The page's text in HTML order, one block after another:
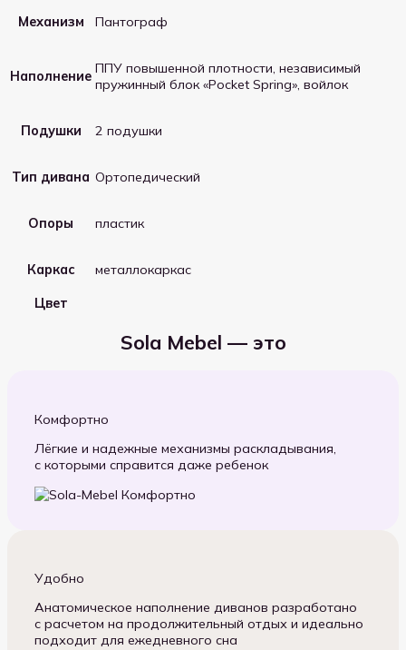
Механизм Пантограф
Наполнение ППУ повышенной плотности, независимый
пружинный блок «Pocket Spring», войлок
Подушки 2 подушки
Тип дивана Ортопедический
Опоры пластик
Каркас металлокаркас
Цвет
Sola Mebel — это
Комфортно
Лёгкие и надежные механизмы раскладывания,
с которыми справится даже ребенок
Удобно
Анатомическое наполнение диванов разработано
с расчетом на продолжительный отдых и идеально
подходит для ежедневного сна